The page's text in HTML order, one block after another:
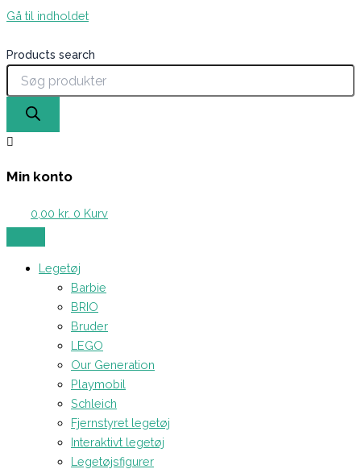
Gå til indholdet
Products search
Min konto
0,00 kr. 0 Kurv
Legetøj
Barbie
BRIO
Bruder
LEGO
Our Generation
Playmobil
Schleich
Fjernstyret legetøj
Interaktivt legetøj
Legetøjsfigurer